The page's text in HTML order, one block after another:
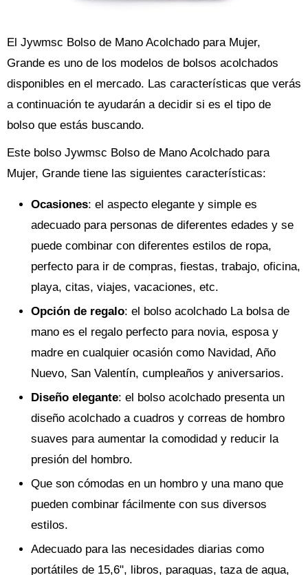
El Jywmsc Bolso de Mano Acolchado para Mujer,
Grande es uno de los modelos de bolsos acolchados
disponibles en el mercado. Las características que verás
a continuación te ayudarán a decidir si es el tipo de
bolso que estás buscando.
Este bolso Jywmsc Bolso de Mano Acolchado para
Mujer, Grande tiene las siguientes características:
Ocasiones: el aspecto elegante y simple es
adecuado para personas de diferentes edades y se
puede combinar con diferentes estilos de ropa,
perfecto para ir de compras, fiestas, trabajo, oficina,
playa, citas, viajes, vacaciones, etc.
Opción de regalo: el bolso acolchado La bolsa de
mano es el regalo perfecto para novia, esposa y
madre en cualquier ocasión como Navidad, Año
Nuevo, San Valentín, cumpleaños y aniversarios.
Diseño elegante: el bolso acolchado presenta un
diseño acolchado a cuadros y correas de hombro
suaves para aumentar la comodidad y reducir la
presión del hombro.
Que son cómodas en un hombro y una mano que
pueden combinar fácilmente con sus diversos
estilos.
Adecuado para las necesidades diarias como
portátiles de 15,6", libros, paraguas, taza de agua,